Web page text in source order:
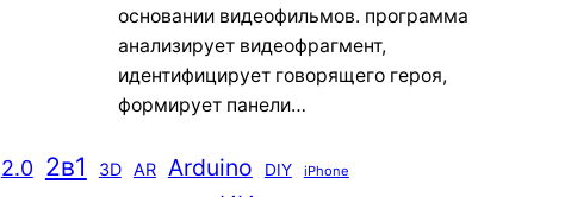
основании видеофильмов. программа
анализирует видеофрагмент,
идентифицирует говорящего героя,
формирует панели…
2.0 2в1 3D AR Arduino DIY iPhone